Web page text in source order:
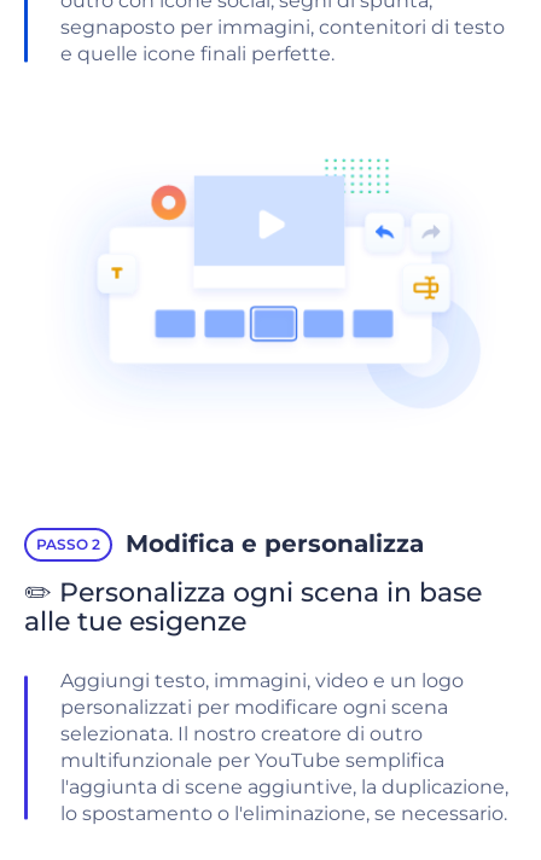
segnaposto per immagini, contenitori di testo
e quelle icone finali perfette.
PASSO 2 Modifica e personalizza
✏️ Personalizza ogni scena in base
alle tue esigenze
Aggiungi testo, immagini, video e un logo
personalizzati per modificare ogni scena
selezionata. Il nostro creatore di outro
multifunzionale per YouTube semplifica
l'aggiunta di scene aggiuntive, la duplicazione,
lo spostamento o l'eliminazione, se necessario.